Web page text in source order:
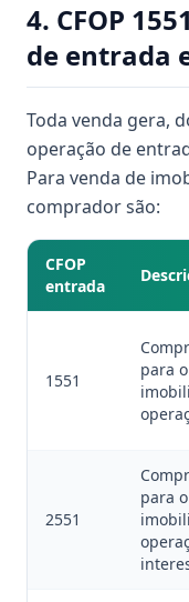
4. CFOP
de entrada
Toda venda gera,
operação de
Para venda de
comprador são:
CFOP
entrada
1551
para
2551
para